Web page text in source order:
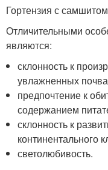
Гортензия с самшитом
Отличительными
являются:
склонность к
увлажненных
предпочтение к
содержанием
склонность к
континентального
светолюбивость.